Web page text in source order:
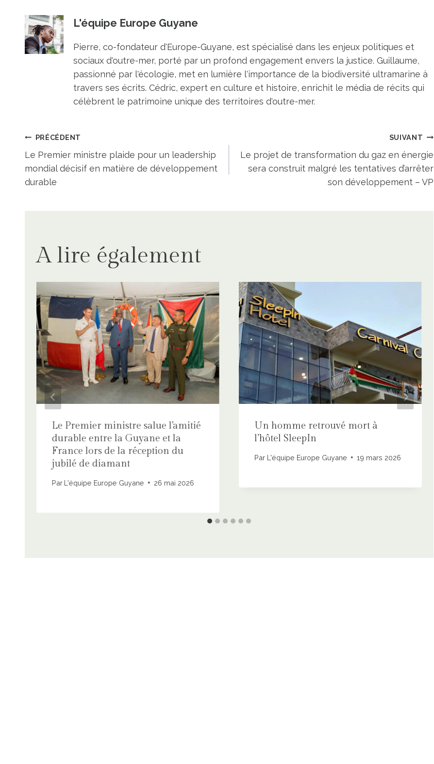
L'équipe Europe Guyane
Pierre, co-fondateur d'Europe-Guyane, est spécialisé dans les enjeux politiques et
sociaux d'outre-mer, porté par un profond engagement envers la justice. Guillaume,
passionné par l'écologie, met en lumière l'importance de la biodiversité ultramarine à
travers ses écrits. Cédric, expert en culture et histoire, enrichit le média de récits qui
célèbrent le patrimoine unique des territoires d'outre-mer.
Navigation
de
PRÉCÉDENT
Le Premier ministre plaide pour un leadership
mondial décisif en matière de développement
durable
SUIVANT
Le projet de transformation du gaz en énergie
sera construit malgré les tentatives d’arrêter
son développement – ​​VP
A lire également
Le Premier ministre salue l’amitié
durable entre la Guyane et la
France lors de la réception du
jubilé de diamant
ParL'équipe Europe Guyane 26 mai 2026
Un homme retrouvé mort à
l’hôtel SleepIn
Par L'équipe Europe Guyane 19 mars 2026